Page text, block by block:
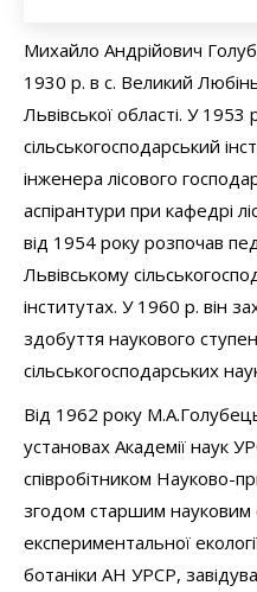
Михайло Андрійович
1930 р. в с. Великий
Львівської області. У 1953
сільськогосподарський
інженера лісового
аспірантури при кафедрі
від 1954 року розпочав
Львівському
інститутах. У 1960 р. він
здобуття наукового
сільськогосподарських
Від 1962 року
установах Академії наук
співробітником Науково-
згодом старшим науковим
експериментальної
ботаніки АН УРСР,